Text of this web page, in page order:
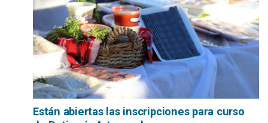
Están abiertas las inscripciones para curso